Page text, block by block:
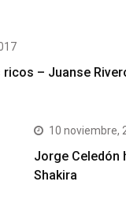
– Juanse
10 noviembre,
Jorge Celedón
Shakira